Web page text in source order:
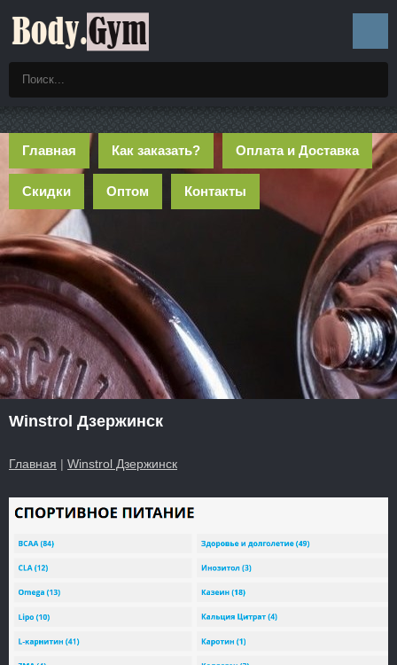
Главная Как заказать? Оплата и Доставка
Скидки Оптом Контакты
Winstrol Дзержинск
Главная | Winstrol Дзержинск